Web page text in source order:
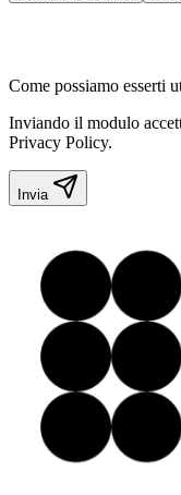
Come possiamo esserti
Inviando il modulo
Privacy Policy.
Invia